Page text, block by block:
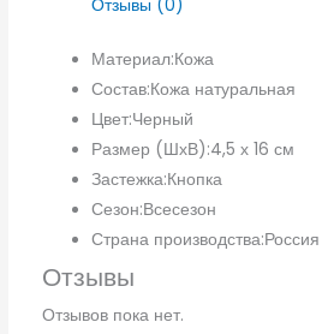
Отзывы (0)
Материал:Кожа
Состав:Кожа натуральная
Цвет:Черный
Размер (ШхВ):4,5 х 16 см
Застежка:Кнопка
Сезон:Всесезон
Страна производства:Россия
Отзывы
Отзывов пока нет.